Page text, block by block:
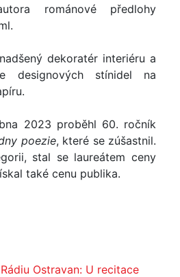
románové předlohy
dekoratér interiéru a
designových stínidel na
2023 proběhl 60. ročník
poezie, které se zúšastnil.
stal se laureátem ceny
také cenu publika.
Ostravan: U recitace